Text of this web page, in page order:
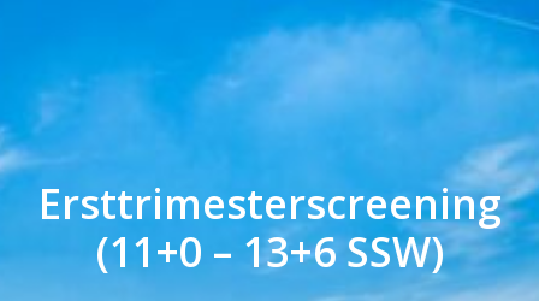
Ersttrimesterscreening
(11+0 – 13+6 SSW)